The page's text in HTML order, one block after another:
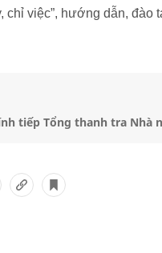
chỉ việc”, hướng dẫn, đào
tiếp Tổng thanh tra Nhà